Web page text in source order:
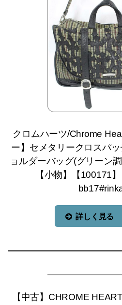
クロムハーツ/Chrome
ー】セメタリークロスパ
ョルダーバッグ(グリーン
【小物】【100171
詳しく見る
【中古】CHROME